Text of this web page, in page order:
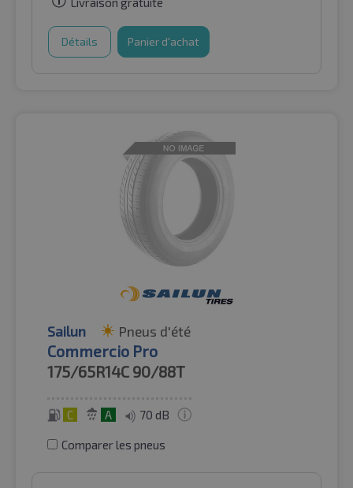
Détails Panier d'achat
Sailun Pneus d'été
Commercio Pro
175/65R14C 90/88T
C A 70 dB
Comparer les pneus